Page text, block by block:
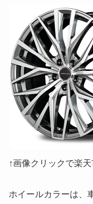
↑画像クリックで楽
ホイールカラーは、